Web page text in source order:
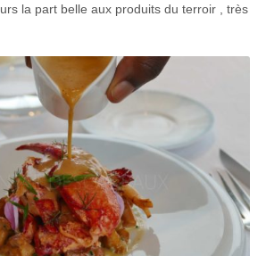
la part belle aux produits du terroir , très